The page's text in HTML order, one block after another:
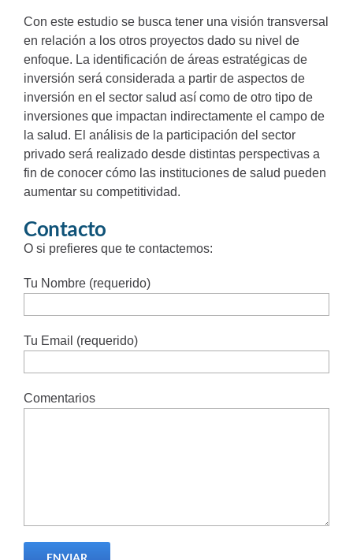
Con este estudio se busca tener una visión transversal
en relación a los otros proyectos dado su nivel de
enfoque. La identificación de áreas estratégicas de
inversión será considerada a partir de aspectos de
inversión en el sector salud así como de otro tipo de
inversiones que impactan indirectamente el campo de
la salud. El análisis de la participación del sector
privado será realizado desde distintas perspectivas a
fin de conocer cómo las instituciones de salud pueden
aumentar su competitividad.
Contacto
O si prefieres que te contactemos:
Tu Nombre (requerido)
Tu Email (requerido)
Comentarios